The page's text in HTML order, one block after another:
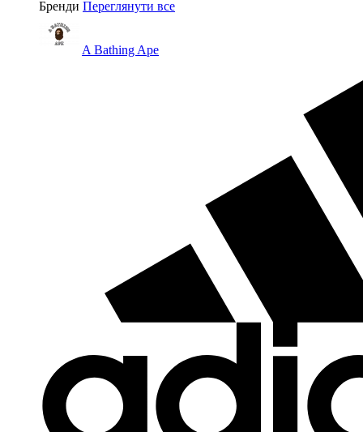
Бренди Переглянути все
A Bathing Ape